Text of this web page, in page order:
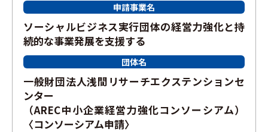
申請事業名
ソーシャルビジネス実⾏団体の経営⼒強化と持
続的な事業発展を⽀援する
団体名
⼀般財団法⼈浅間リサーチエクステンションセ
ンター
（AREC中⼩企業経営⼒強化コンソーシアム）
〈コンソーシアム申請〉